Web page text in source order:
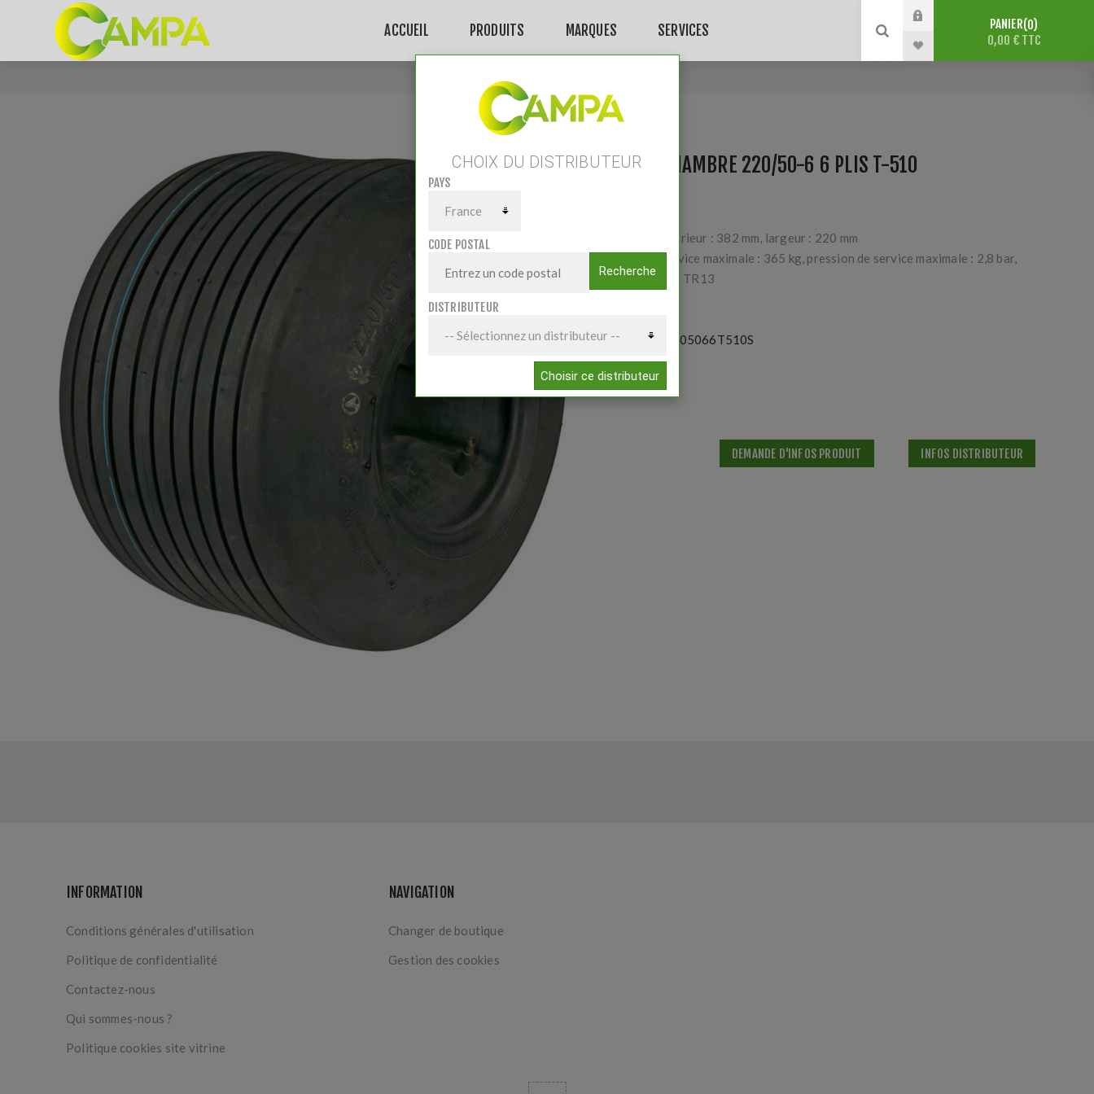
ACCUEIL PRODUITS MARQUES SERVICES PANIER 0
0,00 € TTC
PNEU + CHAMBRE 220/50-6 6 PLIS T-510
Diamètre extérieur : 382 mm, largeur : 220 mm
Charge de service maximale : 365 kg, pression de service maximale : 2,8 bar,
type de valve : TR13
Référence: 2205066T510S
DEMANDE D'INFOS PRODUIT INFOS DISTRIBUTEUR
INFORMATION
Conditions générales d'utilisation
Politique de confidentialité
Contactez-nous
Qui sommes-nous ?
Politique cookies site vitrine
NAVIGATION
Changer de boutique
Gestion des cookies
CHOIX DU DISTRIBUTEUR
PAYS
CODE POSTAL
Recherche
DISTRIBUTEUR
Choisir ce distributeur